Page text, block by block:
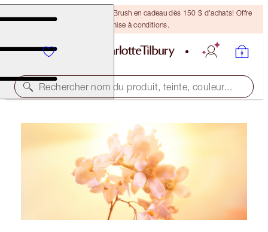
Recevez un pinceau Bronzing Brush en cadeau dès 150 $ d'achats! Offre
soumise à conditions.
Rechercher nom du produit, teinte, couleur...